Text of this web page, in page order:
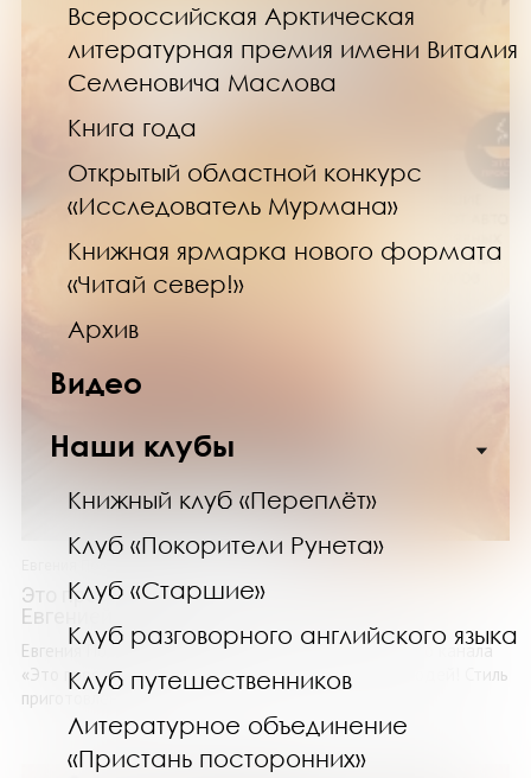
Всероссийская Арктическая
литературная премия имени Виталия
Семеновича Маслова
Книга года
Открытый областной конкурс
«Исследователь Мурмана»
Книжная ярмарка нового формата
«Читай север!»
Архив
Видео
Наши клубы
Книжный клуб «Переплёт»
Клуб «Покорители Рунета»
Клуб «Старшие»
Клуб разговорного английского языка
Клуб путешественников
Литературное объединение
«Пристань посторонних»
Это просто выпечка! Лучшие рецепты с
Евгенией Полевской
Евгения Полевская – автор популярного кулинарного канала
«Это просто», по чьим рецептам готовят тысячи людей! Стиль
приготовления ...